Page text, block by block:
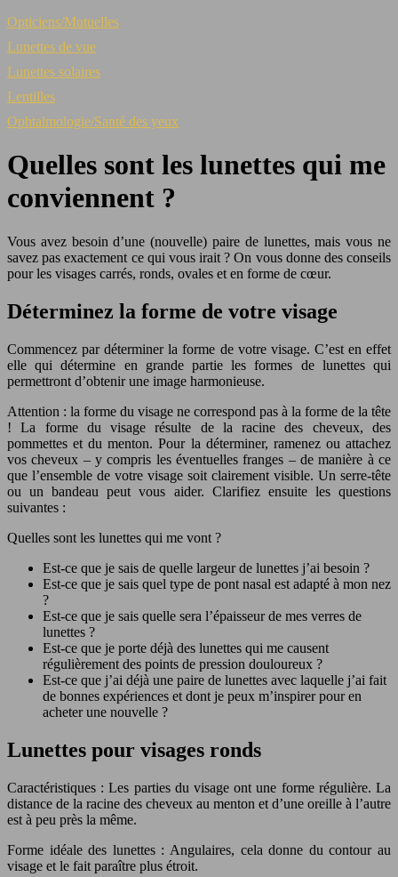
Opticiens/Mutuelles
Lunettes de vue
Lunettes solaires
Lentilles
Ophtalmologie/Santé des yeux
Quelles sont les lunettes qui me
conviennent ?
Vous avez besoin d’une (nouvelle) paire de lunettes, mais vous ne
savez pas exactement ce qui vous irait ? On vous donne des conseils
pour les visages carrés, ronds, ovales et en forme de cœur.
Déterminez la forme de votre visage
Commencez par déterminer la forme de votre visage. C’est en effet
elle qui détermine en grande partie les formes de lunettes qui
permettront d’obtenir une image harmonieuse.
Attention : la forme du visage ne correspond pas à la forme de la tête
! La forme du visage résulte de la racine des cheveux, des
pommettes et du menton. Pour la déterminer, ramenez ou attachez
vos cheveux – y compris les éventuelles franges – de manière à ce
que l’ensemble de votre visage soit clairement visible. Un serre-tête
ou un bandeau peut vous aider. Clarifiez ensuite les questions
suivantes :
Quelles sont les lunettes qui me vont ?
Est-ce que je sais de quelle largeur de lunettes j’ai besoin ?
Est-ce que je sais quel type de pont nasal est adapté à mon nez
?
Est-ce que je sais quelle sera l’épaisseur de mes verres de
lunettes ?
Est-ce que je porte déjà des lunettes qui me causent
régulièrement des points de pression douloureux ?
Est-ce que j’ai déjà une paire de lunettes avec laquelle j’ai fait
de bonnes expériences et dont je peux m’inspirer pour en
acheter une nouvelle ?
Lunettes pour visages ronds
Caractéristiques : Les parties du visage ont une forme régulière. La
distance de la racine des cheveux au menton et d’une oreille à l’autre
est à peu près la même.
Forme idéale des lunettes : Angulaires, cela donne du contour au
visage et le fait paraître plus étroit.